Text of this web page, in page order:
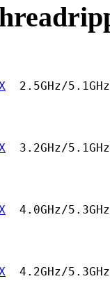
2.5GHz/
3.2GHz/
4.0GHz/
4.2GHz/